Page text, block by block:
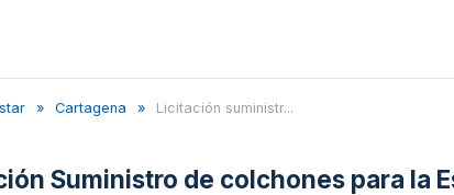
Cartagena Licitación suministr...
Suministro de colchones para la